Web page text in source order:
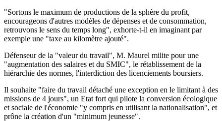
"Sortons le maximum de productions de la sphère du profit,
encourageons d'autres modèles de dépenses et de consommation,
retrouvons le sens du temps long", exhorte-t-il en imaginant par
exemple une "taxe au kilomètre ajouté".
Défenseur de la "valeur du travail", M. Maurel milite pour une
"augmentation des salaires et du SMIC", le rétablissement de la
hiérarchie des normes, l'interdiction des licenciements boursiers.
Il souhaite "faire du travail détaché une exception en le limitant à des
missions de 4 jours", un Etat fort qui pilote la conversion écologique
et sociale de l'économie "y compris en utilisant la nationalisation", et
prône la création d'un "minimum jeunesse".